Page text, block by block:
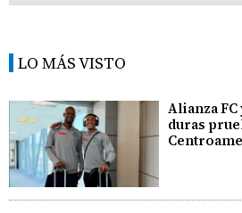
LO MÁS VISTO
Alianza
duras